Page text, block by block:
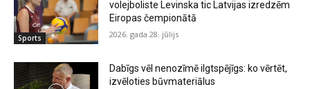
Sports
volejboliste Levinska tic Latvijas izredzēm
Eiropas čempionātā
2026. gada 28. jūlijs
Dabīgs vēl nenozīmē ilgtspējīgs: ko vērtēt,
izvēloties būvmateriālus